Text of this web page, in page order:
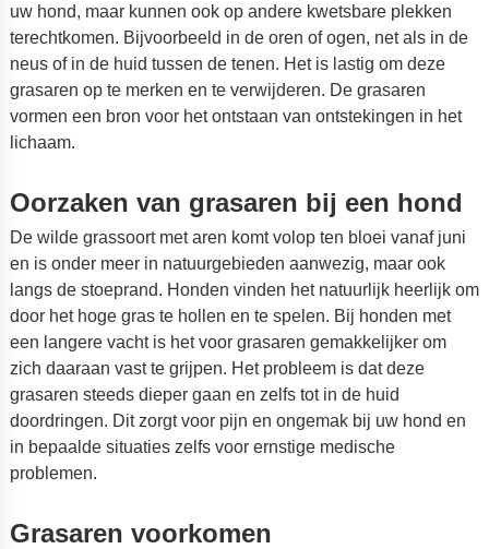
uw hond, maar kunnen ook op andere kwetsbare plekken
terechtkomen. Bijvoorbeeld in de oren of ogen, net als in de
neus of in de huid tussen de tenen. Het is lastig om deze
grasaren op te merken en te verwijderen. De grasaren
vormen een bron voor het ontstaan van ontstekingen in het
lichaam.
Oorzaken van grasaren bij een hond
De wilde grassoort met aren komt volop ten bloei vanaf juni
en is onder meer in natuurgebieden aanwezig, maar ook
langs de stoeprand. Honden vinden het natuurlijk heerlijk om
door het hoge gras te hollen en te spelen. Bij honden met
een langere vacht is het voor grasaren gemakkelijker om
zich daaraan vast te grijpen. Het probleem is dat deze
grasaren steeds dieper gaan en zelfs tot in de huid
doordringen. Dit zorgt voor pijn en ongemak bij uw hond en
in bepaalde situaties zelfs voor ernstige medische
problemen.
Grasaren voorkomen